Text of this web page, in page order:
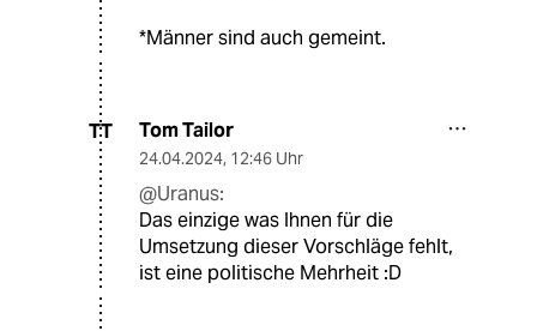
*Männer sind auch gemeint.
TT Tom Tailor
24.04.2024, 12:46 Uhr
@Uranus:
Das einzige was Ihnen für die
Umsetzung dieser Vorschläge fehlt,
ist eine politische Mehrheit :D